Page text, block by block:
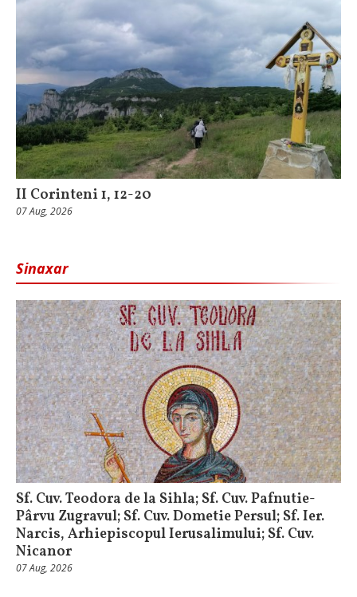
II Corinteni 1, 12-20
07 Aug, 2026
Sinaxar
Sf. Cuv. Teodora de la Sihla; Sf. Cuv. Pafnutie-
Pârvu Zugravul; Sf. Cuv. Dometie Persul; Sf. Ier.
Narcis, Arhiepiscopul Ierusalimului; Sf. Cuv.
Nicanor
07 Aug, 2026